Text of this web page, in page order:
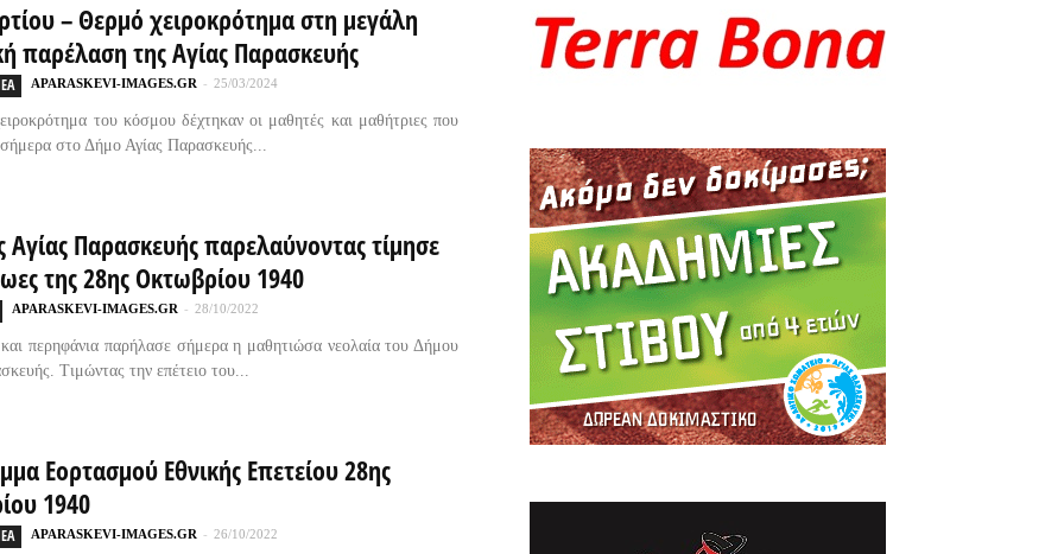
– Θερμό χειροκρότημα στη μεγάλη
παρέλαση της Αγίας Παρασκευής
APARASKEVI-IMAGES.GR - 25/03/2024
του κόσμου δέχτηκαν οι μαθητές και μαθήτριες που
στο Δήμο Αγίας Παρασκευής...
Παρασκευής παρελαύνοντας τίμησε
της 28ης Οκτωβρίου 1940
APARASKEVI-IMAGES.GR - 28/10/2022
περηφάνια παρήλασε σήμερα η μαθητιώσα νεολαία του Δήμου
Τιμώντας την επέτειο του...
Εορτασμού Εθνικής Επετείου 28ης
1940
APARASKEVI-IMAGES.GR - 26/10/2022